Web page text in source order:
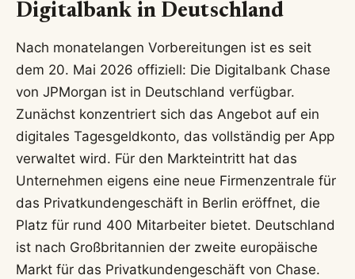
Digitalbank in Deutschland
Nach monatelangen Vorbereitungen ist es seit
dem 20. Mai 2026 offiziell: Die Digitalbank Chase
von JPMorgan ist in Deutschland verfügbar.
Zunächst konzentriert sich das Angebot auf ein
digitales Tagesgeldkonto, das vollständig per App
verwaltet wird. Für den Markteintritt hat das
Unternehmen eigens eine neue Firmenzentrale für
das Privatkundengeschäft in Berlin eröffnet, die
Platz für rund 400 Mitarbeiter bietet. Deutschland
ist nach Großbritannien der zweite europäische
Markt für das Privatkundengeschäft von Chase.